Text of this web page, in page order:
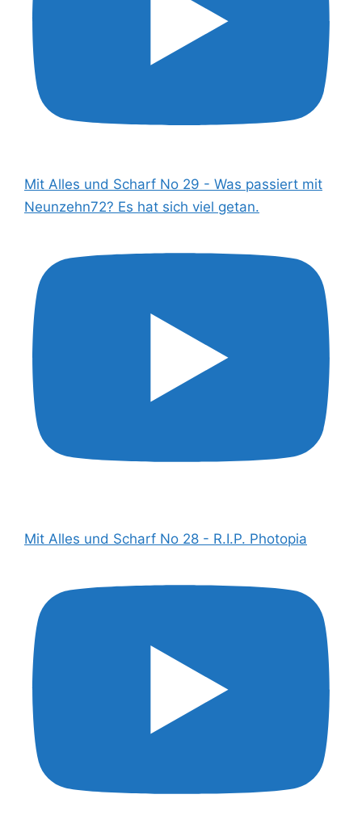
Mit Alles und Scharf No 29 - Was passiert mit
Neunzehn72? Es hat sich viel getan.
Mit Alles und Scharf No 28 - R.I.P. Photopia